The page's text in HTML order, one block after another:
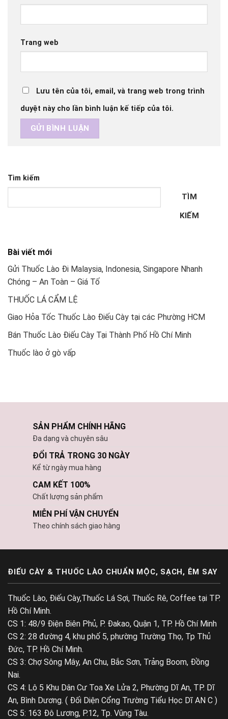
Tìm kiếm
TÌM
KIẾM
Bài viết mới
Gửi Thuốc Lào Đi Malaysia, Indonesia, Singapore Nhanh
Chóng – An Toàn – Giá Tố
THUỐC LÁ CẨM LỆ
Giao Hỏa Tốc Thuốc Lào Điếu Cày tại các Phường HCM
Bán Thuốc Lào Điếu Cày Tại Thành Phố Hồ Chí Minh
Thuốc lào ở gò vấp
Trang web
Lưu tên của tôi, email, và trang web trong trình
duyệt này cho lần bình luận kế tiếp của tôi.
SẢN PHẨM CHÍNH HÃNG
Đa dạng và chuyên sâu
ĐỔI TRẢ TRONG 30 NGÀY
Kể từ ngày mua hàng
CAM KẾT 100%
Chất lượng sản phẩm
MIỄN PHÍ VẬN CHUYỂN
Theo chính sách giao hàng
ĐIẾU CÀY & THUỐC LÀO CHUẨN MỘC, SẠCH, ÊM SAY
Thuốc Lào, Điếu Cày,Thuốc Lá Sợi, Thuốc Rê, Coffee tại TP.
Hồ Chí Minh.
CS 1: 48/9 Điện Biên Phủ, P. Đakao, Quận 1, TP. Hồ Chí Minh
CS 2: 28 đường 4, khu phố 5, phường Trường Thọ, Tp Thủ
Đức, TP. Hồ Chí Minh.
CS 3: Chợ Sông Mây, An Chu, Bắc Sơn, Trảng Boom, Đồng
Nai.
CS 4: Lô 5 Khu Dân Cư Toa Xe Lửa 2, Phường Dĩ An, TP. Dĩ
An, Bình Dương. ( Đối Diện Cổng Trường Tiểu Học Dĩ AN C )
CS 5: 163 Đô Lương, P.12, Tp. Vũng Tàu.